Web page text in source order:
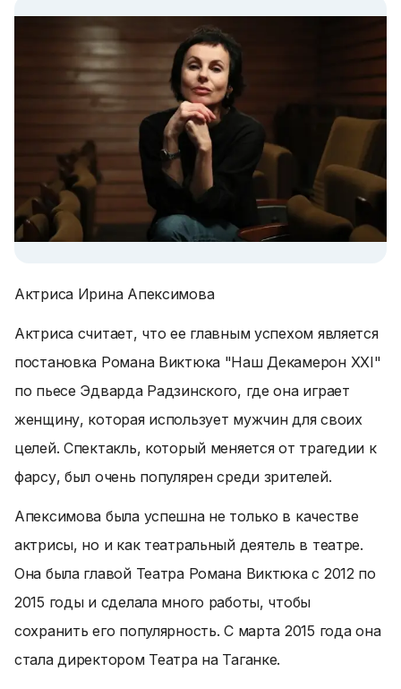
Актриса Ирина Апексимова
Актриса считает, что ее главным успехом является
постановка Романа Виктюка "Наш Декамерон XXI"
по пьесе Эдварда Радзинского, где она играет
женщину, которая использует мужчин для своих
целей. Спектакль, который меняется от трагедии к
фарсу, был очень популярен среди зрителей.
Апексимова была успешна не только в качестве
актрисы, но и как театральный деятель в театре.
Она была главой Театра Романа Виктюка с 2012 по
2015 годы и сделала много работы, чтобы
сохранить его популярность. С марта 2015 года она
стала директором Театра на Таганке.